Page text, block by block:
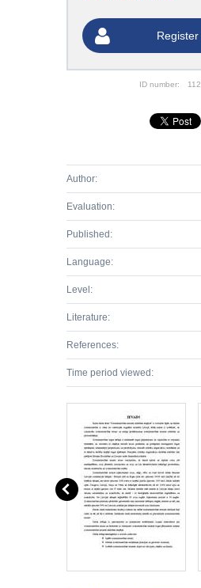
Register
ID number:
Author:
Evaluation:
Published:
Language:
Level:
Literature:
References:
Time period viewed: